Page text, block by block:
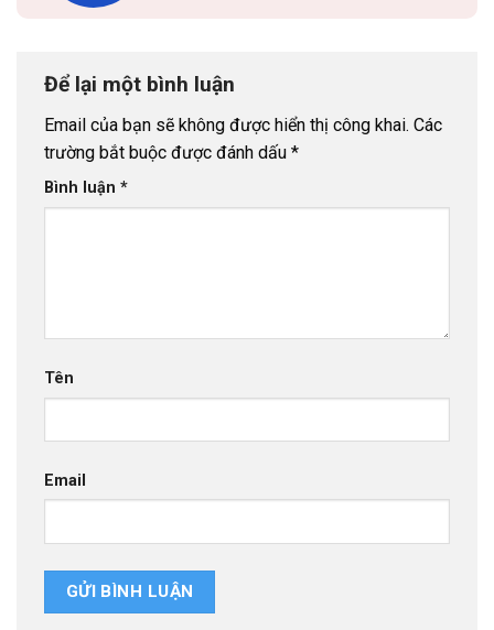
Để lại một bình luận
Email của bạn sẽ không được hiển thị công khai. Các
trường bắt buộc được đánh dấu *
Bình luận *
Tên
Email